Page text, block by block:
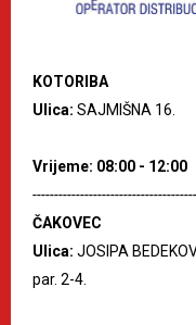
KOTORIBA
Ulica: SAJMIŠNA 16.
Vrijeme: 08:00 - 12:00
ČAKOVEC
Ulica: JOSIPA
par. 2-4.